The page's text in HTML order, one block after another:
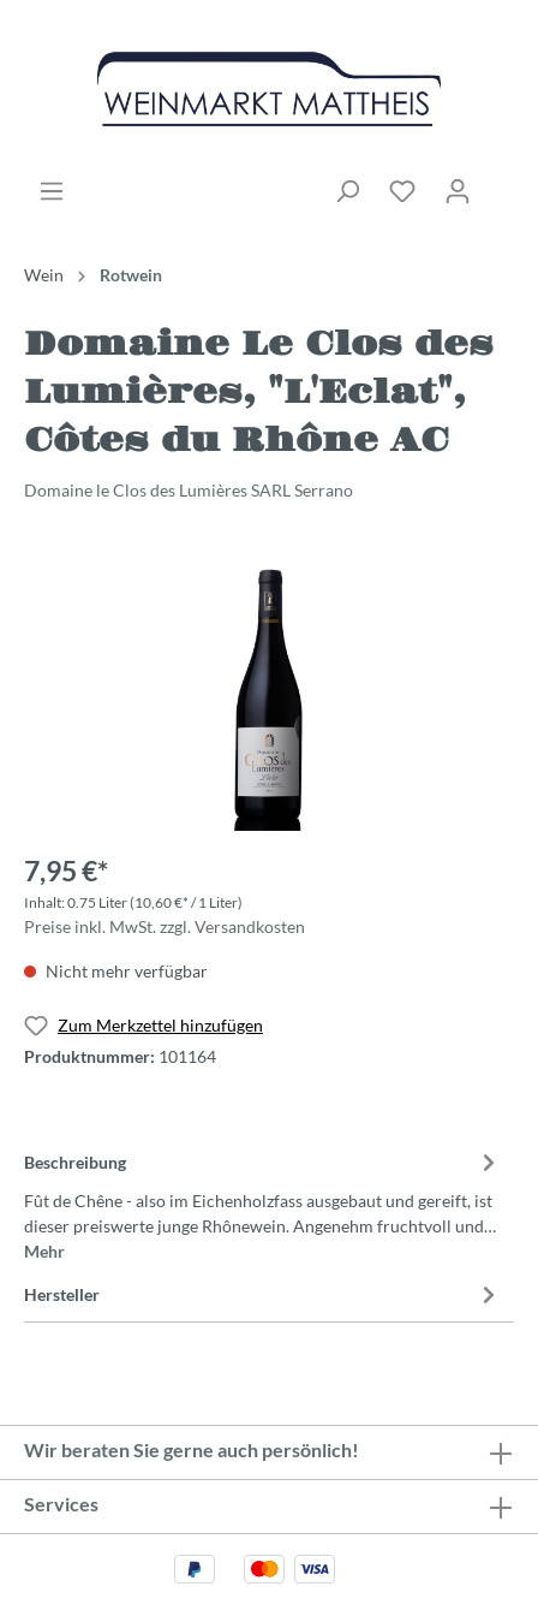
Wein Rotwein
Domaine Le Clos des
Lumières, "L'Eclat",
Côtes du Rhône AC
Domaine le Clos des Lumières SARL Serrano
7,95 €*
Inhalt:0.75 Liter(10,60 €* / 1 Liter)
Preise inkl. MwSt. zzgl. Versandkosten
Nicht mehr verfügbar
Zum Merkzettel hinzufügen
Produktnummer: 101164
Beschreibung
Fût de Chêne - also im Eichenholzfass ausgebaut und gereift, ist
dieser preiswerte junge Rhônewein. Angenehm fruchtvoll und…
Mehr
Hersteller
Wir beraten Sie gerne auch persönlich!
Services